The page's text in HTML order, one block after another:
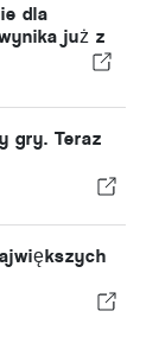
dla
już z
gry. Teraz